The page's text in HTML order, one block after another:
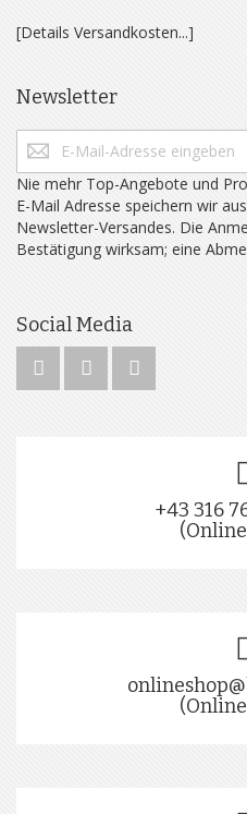
[Details Versandkosten...]
Newsletter
Nie mehr Top-Angebote und
E-Mail Adresse speichern wir
Newsletter-Versandes. Die
Bestätigung wirksam; eine
Social Media
+43 316